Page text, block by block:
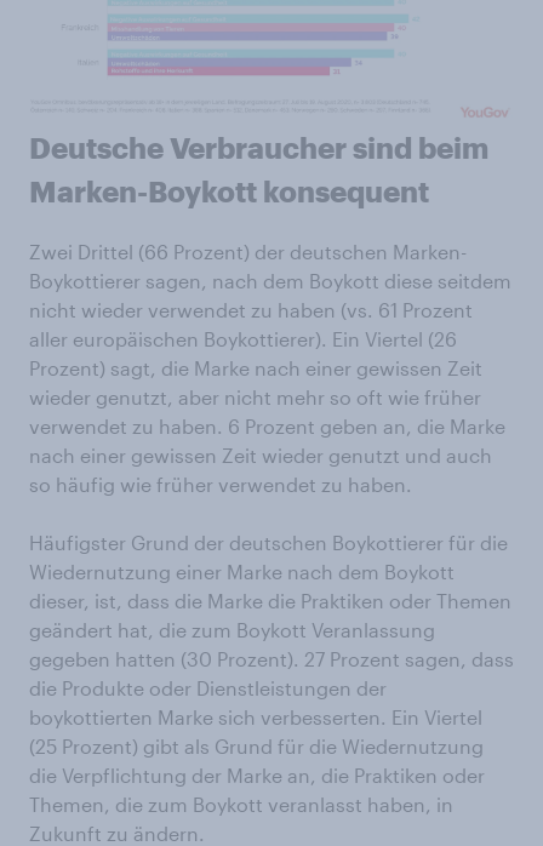
Deutsche Verbraucher sind beim
Marken-Boykott konsequent
Zwei Drittel (66 Prozent) der deutschen Marken-
Boykottierer sagen, nach dem Boykott diese seitdem
nicht wieder verwendet zu haben (vs. 61 Prozent
aller europäischen Boykottierer). Ein Viertel (26
Prozent) sagt, die Marke nach einer gewissen Zeit
wieder genutzt, aber nicht mehr so oft wie früher
verwendet zu haben. 6 Prozent geben an, die Marke
nach einer gewissen Zeit wieder genutzt und auch
so häufig wie früher verwendet zu haben.
Häufigster Grund der deutschen Boykottierer für die
Wiedernutzung einer Marke nach dem Boykott
dieser, ist, dass die Marke die Praktiken oder Themen
geändert hat, die zum Boykott Veranlassung
gegeben hatten (30 Prozent). 27 Prozent sagen, dass
die Produkte oder Dienstleistungen der
boykottierten Marke sich verbesserten. Ein Viertel
(25 Prozent) gibt als Grund für die Wiedernutzung
die Verpflichtung der Marke an, die Praktiken oder
Themen, die zum Boykott veranlasst haben, in
Zukunft zu ändern.